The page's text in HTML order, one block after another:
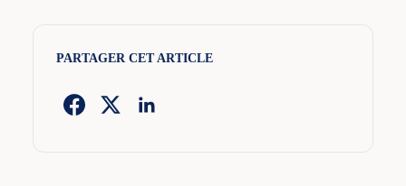
PARTAGER CET ARTICLE